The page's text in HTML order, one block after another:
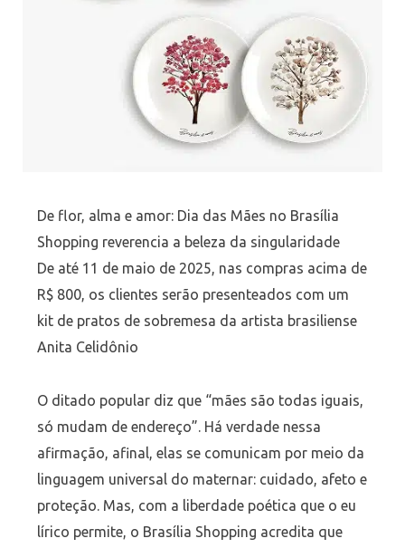
De flor, alma e amor: Dia das Mães no Brasília
Shopping reverencia a beleza da singularidade
De até 11 de maio de 2025, nas compras acima de
R$ 800, os clientes serão presenteados com um
kit de pratos de sobremesa da artista brasiliense
Anita Celidônio
O ditado popular diz que “mães são todas iguais,
só mudam de endereço”. Há verdade nessa
afirmação, afinal, elas se comunicam por meio da
linguagem universal do maternar: cuidado, afeto e
proteção. Mas, com a liberdade poética que o eu
lírico permite, o Brasília Shopping acredita que